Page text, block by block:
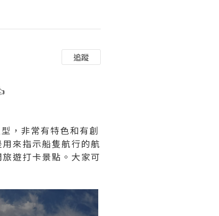
追蹤
，非常有特色和有創
來指示船隻航行的航
遊打卡景點。大家可